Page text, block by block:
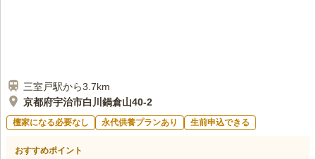
三室戸駅から3.7km
京都府宇治市白川鍋倉山40-2
檀家になる必要なし 永代供養プランあり 生前申込できる
おすすめポイント